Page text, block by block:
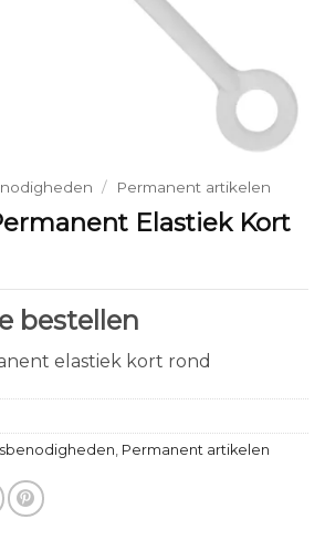
/ Permanent artikelen
Elastiek Kort
bestellen
elastiek kort rond
Permanent artikelen